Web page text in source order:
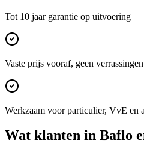
Tot 10 jaar garantie op uitvoering
Vaste prijs vooraf, geen verrassingen
Werkzaam voor particulier, VvE en
Wat klanten in Baflo